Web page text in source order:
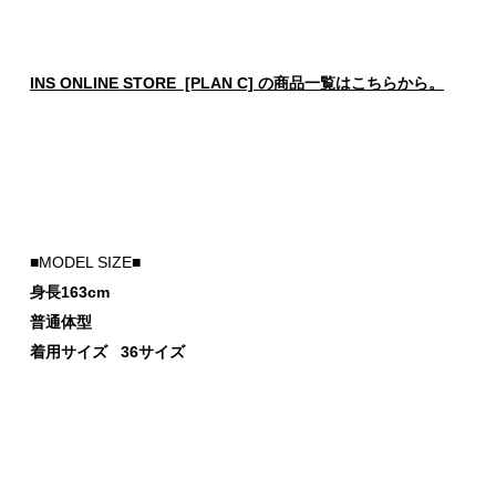
INS ONLINE STORE [PLAN C] の商品一覧はこちらから。
■MODEL SIZE■
身長163cm
普通体型
着用サイズ 36サイズ